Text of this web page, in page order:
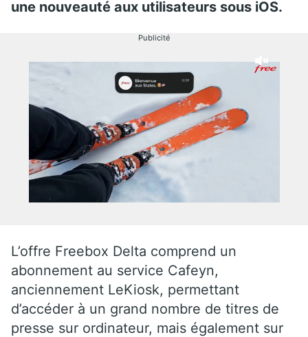
une nouveauté aux utilisateurs sous iOS.
Publicité
L’offre Freebox Delta comprend un
abonnement au service Cafeyn,
anciennement LeKiosk, permettant
d’accéder à un grand nombre de titres de
presse sur ordinateur, mais également sur